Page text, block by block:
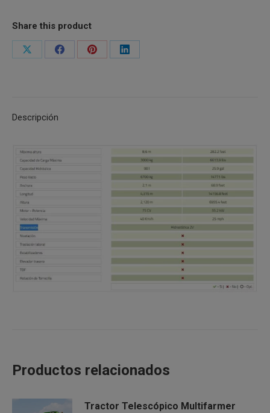
Share this product
Share
Share
Share
Share
Descripción
Productos relacionados
Tractor Telescópico Multifarmer